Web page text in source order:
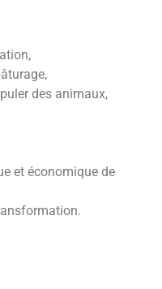
des animaux,
et économique de